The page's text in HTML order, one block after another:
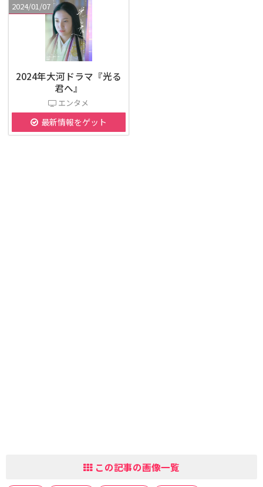
2024/01/07
2024年大河ドラマ『光る
君へ』
エンタメ
最新情報をゲット
この記事の画像一覧